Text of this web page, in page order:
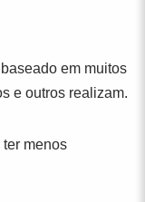
em muitos
e outros realizam.
menos